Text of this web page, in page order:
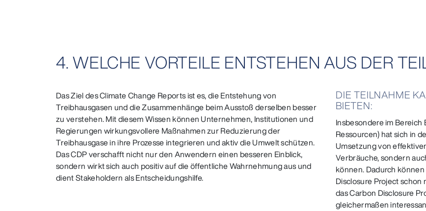
4. WELCHE VORTEILE ENTSTEHEN AUS DER
Das Ziel des Climate Change Reports ist es, die Entstehung von
Treibhausgasen und die Zusammenhänge beim Ausstoß derselben besser
zu verstehen. Mit diesem Wissen können Unternehmen, Institutionen und
Regierungen wirkungsvollere Maßnahmen zur Reduzierung der
Treibhausgase in ihre Prozesse integrieren und aktiv die Umwelt schützen.
Das CDP verschafft nicht nur den Anwendern einen besseren Einblick,
sondern wirkt sich auch positiv auf die öffentliche Wahrnehmung aus und
dient Stakeholdern als Entscheidungshilfe.
DIE TEILNAHME
BIETEN:
Insbesondere im Bereich
Ressourcen) hat sich in
Umsetzung von
Verbräuche, sondern
können. Dadurch
Disclosure Project
das Carbon Disclosure
gleichermaßen